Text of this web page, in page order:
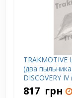
(два
DISCOVERY
I (L320) 2.7 D
817 грн